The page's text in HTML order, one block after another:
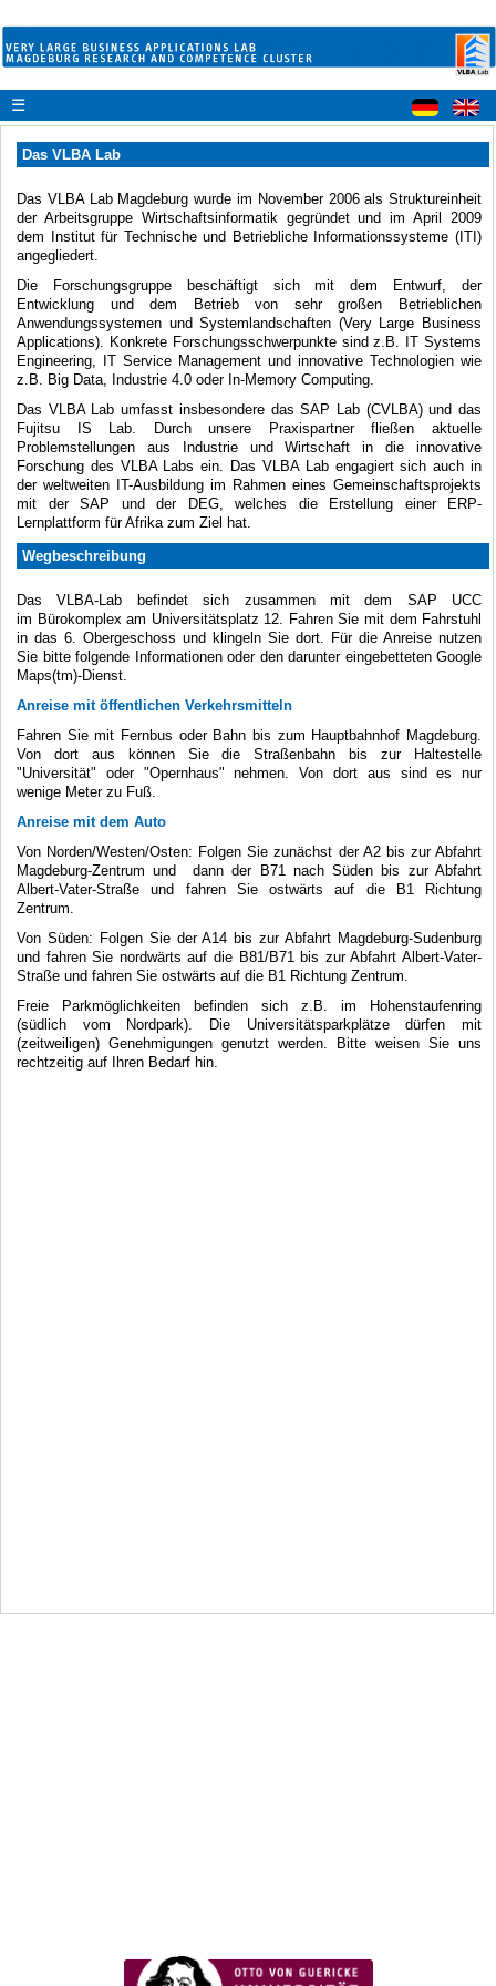
☰
Das VLBA Lab
Das VLBA Lab Magdeburg wurde im November 2006 als Struktureinheit
der Arbeitsgruppe Wirtschaftsinformatik gegründet und im April 2009
dem Institut für Technische und Betriebliche Informationssysteme (ITI)
angegliedert.
Die Forschungsgruppe beschäftigt sich mit dem Entwurf, der
Entwicklung und dem Betrieb von sehr großen Betrieblichen
Anwendungssystemen und Systemlandschaften (Very Large Business
Applications). Konkrete Forschungsschwerpunkte sind z.B. IT Systems
Engineering, IT Service Management und innovative Technologien wie
z.B. Big Data, Industrie 4.0 oder In-Memory Computing.
Das VLBA Lab umfasst insbesondere das SAP Lab (CVLBA) und das
Fujitsu IS Lab. Durch unsere Praxispartner fließen aktuelle
Problemstellungen aus Industrie und Wirtschaft in die innovative
Forschung des VLBA Labs ein. Das VLBA Lab engagiert sich auch in
der weltweiten IT-Ausbildung im Rahmen eines Gemeinschaftsprojekts
mit der SAP und der DEG, welches die Erstellung einer ERP-
Lernplattform für Afrika zum Ziel hat.
Wegbeschreibung
Das VLBA-Lab befindet sich zusammen mit dem SAP UCC
im Bürokomplex am Universitätsplatz 12. Fahren Sie mit dem Fahrstuhl
in das 6. Obergeschoss und klingeln Sie dort. Für die Anreise nutzen
Sie bitte folgende Informationen oder den darunter eingebetteten Google
Maps(tm)-Dienst.
Anreise mit öffentlichen Verkehrsmitteln
Fahren Sie mit Fernbus oder Bahn bis zum Hauptbahnhof Magdeburg.
Von dort aus können Sie die Straßenbahn bis zur Haltestelle
"Universität" oder "Opernhaus" nehmen. Von dort aus sind es nur
wenige Meter zu Fuß.
Anreise mit dem Auto
Von Norden/Westen/Osten: Folgen Sie zunächst der A2 bis zur Abfahrt
Magdeburg-Zentrum und dann der B71 nach Süden bis zur Abfahrt
Albert-Vater-Straße und fahren Sie ostwärts auf die B1 Richtung
Zentrum.
Von Süden: Folgen Sie der A14 bis zur Abfahrt Magdeburg-Sudenburg
und fahren Sie nordwärts auf die B81/B71 bis zur Abfahrt Albert-Vater-
Straße und fahren Sie ostwärts auf die B1 Richtung Zentrum.
Freie Parkmöglichkeiten befinden sich z.B. im Hohenstaufenring
(südlich vom Nordpark). Die Universitätsparkplätze dürfen mit
(zeitweiligen) Genehmigungen genutzt werden. Bitte weisen Sie uns
rechtzeitig auf Ihren Bedarf hin.